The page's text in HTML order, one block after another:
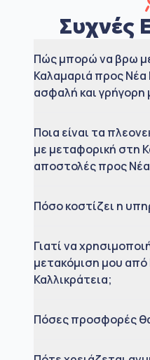
Συχνές
Πώς μπορώ να βρω
Καλαμαριά προς Νέα
ασφαλή και
Ποια είναι τα
με μεταφορική στη
αποστολές προς Νέα
Πόσο κοστίζει η
Γιατί να
μετακόμιση μου από
Καλλικράτεια;
Πόσες προσφορές